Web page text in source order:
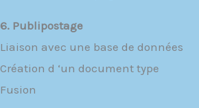
6. Publipostage
Liaison avec une base de données
Création d ‘un document type
Fusion